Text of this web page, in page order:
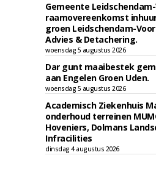
Gemeente
raamovereenkomst
groen Leidschendam-
Advies & Detachering.
woensdag 5 augustus 2026
Dar gunt maaibestek
aan Engelen Groen Uden.
woensdag 5 augustus 2026
Academisch Ziekenhuis
onderhoud terreinen
Hoveniers, Dolmans
Infracilities
dinsdag 4 augustus 2026